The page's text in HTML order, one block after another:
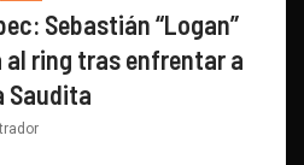
Sebastián “Logan”
al ring tras enfrentar a
Saudita